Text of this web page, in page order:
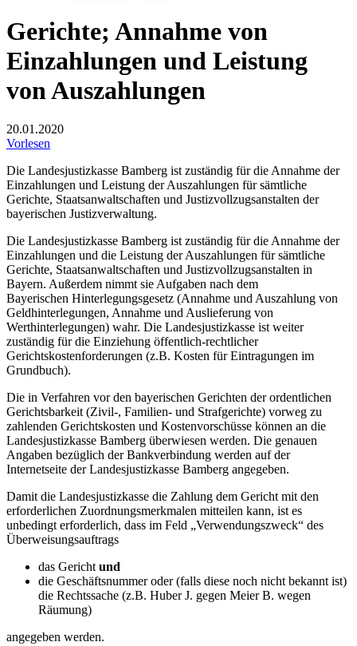
Gerichte; Annahme von
Einzahlungen und Leistung
von Auszahlungen
20.01.2020
Vorlesen
Die Landesjustizkasse Bamberg ist zuständig für die Annahme der
Einzahlungen und Leistung der Auszahlungen für sämtliche
Gerichte, Staatsanwaltschaften und Justizvollzugsanstalten der
bayerischen Justizverwaltung.
Die Landesjustizkasse Bamberg ist zuständig für die Annahme der
Einzahlungen und die Leistung der Auszahlungen für sämtliche
Gerichte, Staatsanwaltschaften und Justizvollzugsanstalten in
Bayern. Außerdem nimmt sie Aufgaben nach dem
Bayerischen Hinterlegungsgesetz (Annahme und Auszahlung von
Geldhinterlegungen, Annahme und Auslieferung von
Werthinterlegungen) wahr. Die Landesjustizkasse ist weiter
zuständig für die Einziehung öffentlich-rechtlicher
Gerichtskostenforderungen (z.B. Kosten für Eintragungen im
Grundbuch).
Die in Verfahren vor den bayerischen Gerichten der ordentlichen
Gerichtsbarkeit (Zivil-, Familien- und Strafgerichte) vorweg zu
zahlenden Gerichtskosten und Kostenvorschüsse können an die
Landesjustizkasse Bamberg überwiesen werden. Die genauen
Angaben bezüglich der Bankverbindung werden auf der
Internetseite der Landesjustizkasse Bamberg angegeben.
Damit die Landesjustizkasse die Zahlung dem Gericht mit den
erforderlichen Zuordnungsmerkmalen mitteilen kann, ist es
unbedingt erforderlich, dass im Feld „Verwendungszweck“ des
Überweisungsauftrags
das Gerichtund
die Geschäftsnummer oder (falls diese noch nicht bekannt ist)
die Rechtssache (z.B. Huber J. gegen Meier B. wegen
Räumung)
angegeben werden.